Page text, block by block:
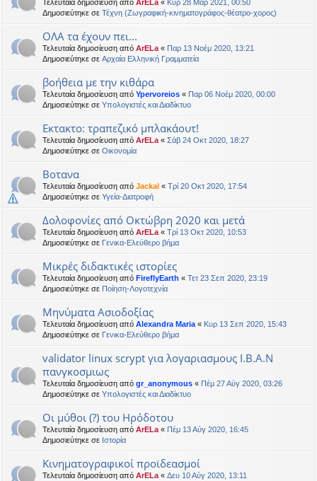
Τελευταία δημοσίευση από ArELa « Κυρ 28 Μαρ 2021, 00:50
Δημοσιεύτηκε σε Τέχνη (Ζωγραφική-κινηματογράφος-θέατρο-χορος)
ΟΛΑ τα έχουν πει...
Τελευταία δημοσίευση από ArELa « Παρ 13 Νοέμ 2020, 13:21
Δημοσιεύτηκε σε Αρχαία Ελληνική Γραμματεία
βοήθεια με την κιθάρα
Τελευταία δημοσίευση από Ypervoreios « Παρ 06 Νοέμ 2020, 00:00
Δημοσιεύτηκε σε Υπολογιστές και Διαδίκτυο
Εκτακτο: τραπεζικό μπλακάουτ!
Τελευταία δημοσίευση από ArELa « Σάβ 24 Οκτ 2020, 18:27
Δημοσιεύτηκε σε Oικονομία
Βοτανα
Τελευταία δημοσίευση από Jackal « Τρί 20 Οκτ 2020, 17:54
Δημοσιεύτηκε σε Υγεία-Διατροφή
Δολοφονίες από Οκτώβρη 2020 και μετά
Τελευταία δημοσίευση από ArELa « Τρί 13 Οκτ 2020, 10:53
Δημοσιεύτηκε σε Γενικα-Ελεύθερο βήμα
Μικρές διδακτικές ιστορίες
Τελευταία δημοσίευση από FireflyEarth « Τετ 23 Σεπ 2020, 23:19
Δημοσιεύτηκε σε Ποίηση-Λογοτεχνία
Μηνύματα Ασιοδοξίας
Τελευταία δημοσίευση από Alexandra Maria « Κυρ 13 Σεπ 2020, 15:43
Δημοσιεύτηκε σε Γενικα-Ελεύθερο βήμα
validator linux scrypt για λογαριασμους Ι.Β.Α.Ν
πανγκοσμιως
Τελευταία δημοσίευση από gr_anonymous « Πέμ 27 Αύγ 2020, 03:26
Δημοσιεύτηκε σε Υπολογιστές και Διαδίκτυο
Οι μύθοι (?) του Ηρόδοτου
Τελευταία δημοσίευση από ArELa « Πέμ 13 Αύγ 2020, 16:45
Δημοσιεύτηκε σε Ιστορία
Κινηματογραφικοί προϊδεασμοί
Τελευταία δημοσίευση από ArELa « Δευ 10 Αύγ 2020, 13:11